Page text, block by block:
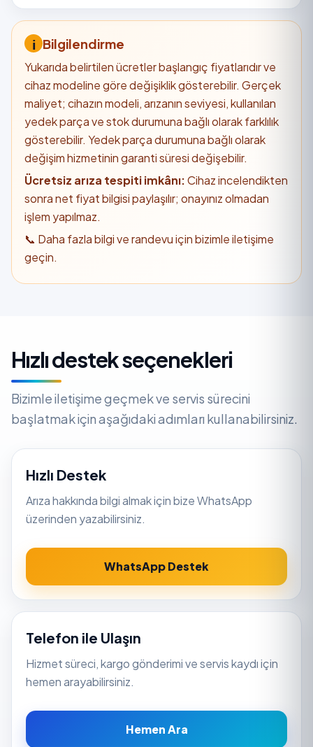
Bilgilendirme
Yukarıda belirtilen ücretler başlangıç fiyatlarıdır ve
cihaz modeline göre değişiklik gösterebilir. Gerçek
maliyet; cihazın modeli, arızanın seviyesi, kullanılan
yedek parça ve stok durumuna bağlı olarak farklılık
gösterebilir. Yedek parça durumuna bağlı olarak
değişim hizmetinin garanti süresi değişebilir.
Ücretsiz arıza tespiti imkânı:Cihaz incelendikten
sonra net fiyat bilgisi paylaşılır; onayınız olmadan
işlem yapılmaz.
📞 Daha fazla bilgi ve randevu için bizimle iletişime
geçin.
Hızlı destek seçenekleri
Bizimle iletişime geçmek ve servis sürecini
başlatmak için aşağıdaki adımları kullanabilirsiniz.
Hızlı Destek
Arıza hakkında bilgi almak için bize WhatsApp
üzerinden yazabilirsiniz.
WhatsApp Destek
Telefon ile Ulaşın
Hizmet süreci, kargo gönderimi ve servis kaydı için
hemen arayabilirsiniz.
Hemen Ara